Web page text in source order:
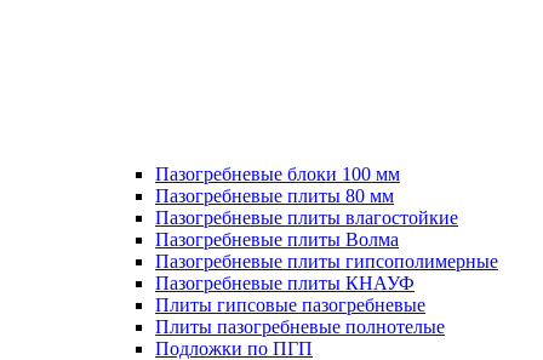
Пазогребневые блоки 100 мм
Пазогребневые плиты 80 мм
Пазогребневые плиты влагостойкие
Пазогребневые плиты Волма
Пазогребневые плиты гипсополимерные
Пазогребневые плиты КНАУФ
Плиты гипсовые пазогребневые
Плиты пазогребневые полнотелые
Подложки по ПГП